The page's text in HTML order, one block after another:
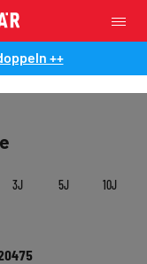
++
3J 5J 10J